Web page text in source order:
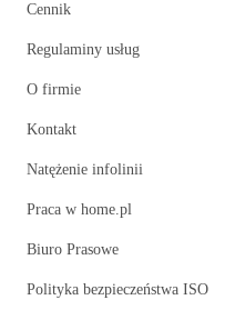
Cennik
Regulaminy usług
O firmie
Kontakt
Natężenie infolinii
Praca w home.pl
Biuro Prasowe
Polityka bezpieczeństwa ISO